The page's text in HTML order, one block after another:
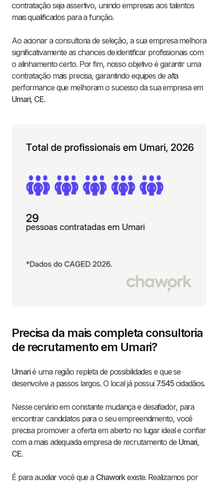
contratação seja assertivo, unindo empresas aos talentos
mais qualificados para a função.
Ao acionar a consultoria de seleção, a sua empresa melhora
significativamente as chances de identificar profissionais com
o alinhamento certo. Por fim, nosso objetivo é garantir uma
contratação mais precisa, garantindo equipes de alta
performance que melhoram o sucesso da sua empresa em
Umari, CE.
Precisa da mais completa consultoria
de recrutamento em Umari?
Umarié uma região repleta de possibilidades e que se
desenvolve a passos largos. O local já possui 7.545cidadãos.
Nesse cenário em constante mudança e desafiador, para
encontrar candidatos para o seu empreendimento, você
precisa promover a oferta em aberto no lugar ideal e confiar
com a mais adequada empresa de recrutamento de Umari,
CE.
É para auxiliar você que a Chaworkexiste. Realizamos por